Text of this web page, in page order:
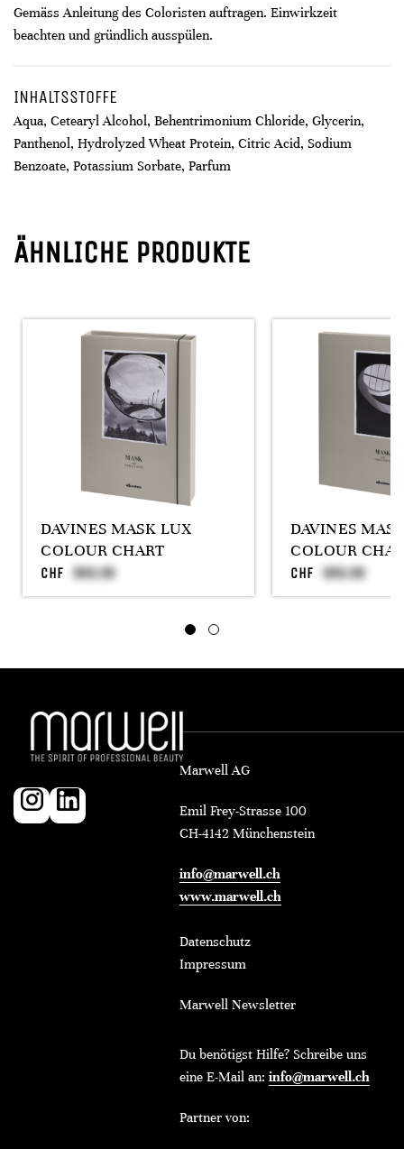
Gemäss Anleitung des Coloristen auftragen. Einwirkzeit
beachten und gründlich ausspülen.
INHALTSSTOFFE
Aqua, Cetearyl Alcohol, Behentrimonium Chloride, Glycerin,
Panthenol, Hydrolyzed Wheat Protein, Citric Acid, Sodium
Benzoate, Potassium Sorbate, Parfum
ÄHNLICHE PRODUKTE
DAVINES MASK LUX
COLOUR CHART
CHF
DAVINES
COLOUR
CHF
Marwell AG
Emil Frey-Strasse 100
CH-4142 Münchenstein
info@marwell.ch
www.marwell.ch
Datenschutz
Impressum
Marwell Newsletter
Du benötigst Hilfe? Schreibe uns
eine E-Mail an: info@marwell.ch
Partner von: